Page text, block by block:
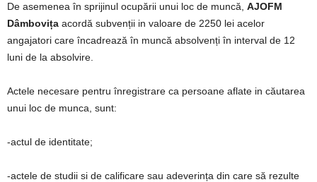
De asemenea în sprijinul ocupării unui loc de muncă, AJOFM
Dâmbovița acordă subvenții in valoare de 2250 lei acelor
angajatori care încadrează în muncă absolvenți în interval de 12
luni de la absolvire.
Actele necesare pentru înregistrare ca persoane aflate in căutarea
unui loc de munca, sunt:
-actul de identitate;
-actele de studii si de calificare sau adeverința din care să rezulte